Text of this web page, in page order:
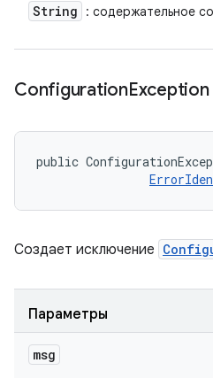
String : содержательное
ConfigurationException
public
Создает исключение
Параметры
msg